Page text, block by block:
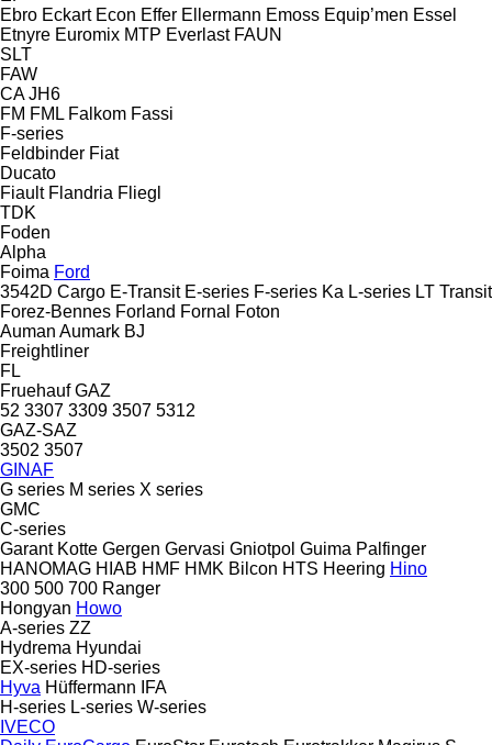
Ebro Eckart Econ Effer Ellermann Emoss Equip’men Essel
Etnyre Euromix MTP Everlast FAUN
SLT
FAW
CA JH6
FM FML Falkom Fassi
F-series
Feldbinder Fiat
Ducato
Fiault Flandria Fliegl
TDK
Foden
Alpha
Foima Ford
3542D Cargo E-Transit E-series F-series Ka L-series LT Transit
Forez-Bennes Forland Fornal
Foton
Auman Aumark BJ
Freightliner
FL
Fruehauf GAZ
52 3307 3309 3507 5312
GAZ-SAZ
3502 3507
GINAF
G series M series X series
GMC
C-series
Garant Kotte Gergen Gervasi Gniotpol Guima Palfinger
HANOMAG HIAB HMF HMK Bilcon HTS Heering Hino
300 500 700 Ranger
Hongyan Howo
A-series ZZ
Hydrema Hyundai
EX-series HD-series
Hyva Hüffermann
IFA
H-series L-series W-series
IVECO